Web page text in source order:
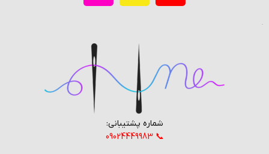
شماره پشتیبانی:
📞 09024449983